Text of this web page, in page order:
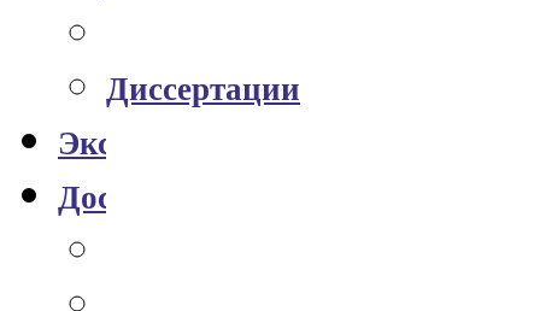
Диссертации
Экспериментальный
Доступ к данным